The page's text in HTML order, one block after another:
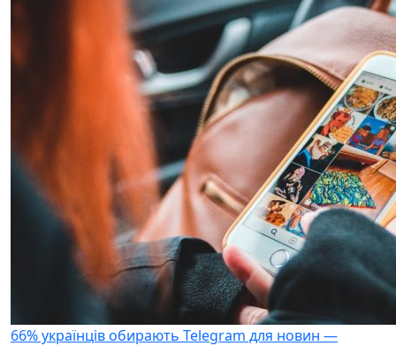
66% українців обирають Telegram для новин —